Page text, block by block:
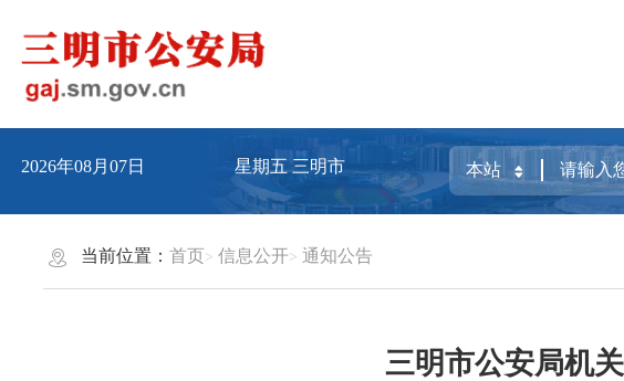
2026年08月07日 星期五三明市
当前位置：首页 信息公开 通知公告
三明市公安局机